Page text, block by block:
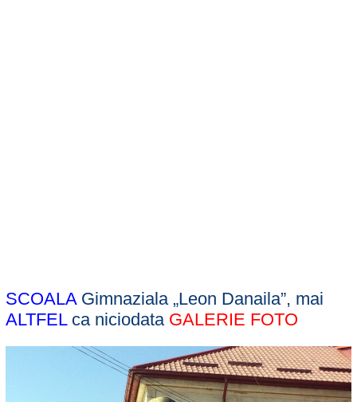
SCOALAGimnaziala „Leon Danaila”, mai
ALTFELca niciodata GALERIE FOTO